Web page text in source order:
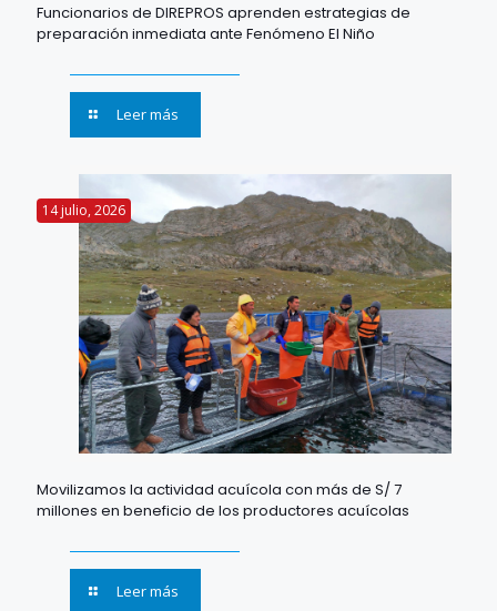
Funcionarios de DIREPROS aprenden estrategias de
preparación inmediata ante Fenómeno El Niño
Leer más
14 julio, 2026
Movilizamos la actividad acuícola con más de S/ 7
millones en beneficio de los productores acuícolas
Leer más